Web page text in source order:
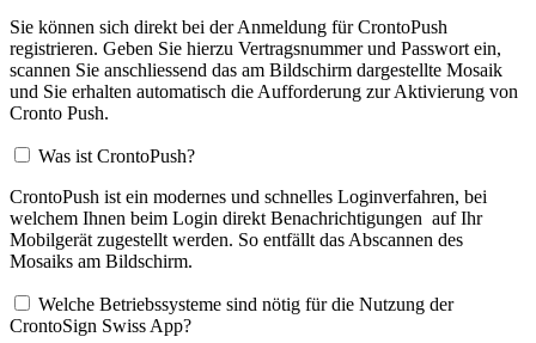
Sie können sich direkt bei der Anmeldung für CrontoPush
registrieren. Geben Sie hierzu Vertragsnummer und Passwort ein,
scannen Sie anschliessend das am Bildschirm dargestellte Mosaik
und Sie erhalten automatisch die Aufforderung zur Aktivierung von
Cronto Push.
Was ist CrontoPush?
CrontoPush ist ein modernes und schnelles Loginverfahren, bei
welchem Ihnen beim Login direkt Benachrichtigungen auf Ihr
Mobilgerät zugestellt werden. So entfällt das Abscannen des
Mosaiks am Bildschirm.
Welche Betriebssysteme sind nötig für die Nutzung der
CrontoSign Swiss App?